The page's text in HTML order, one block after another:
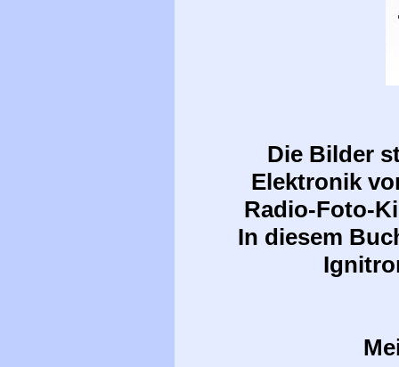
Die Bilder
Elektronik
Radio-Foto-
In diesem